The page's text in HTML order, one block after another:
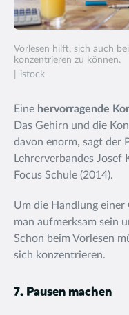
Vorlesen hilft, sich auch
konzentrieren zu können.
istock
Eine hervorragende
Das Gehirn und die
davon enorm, sagt der
Lehrerverbandes Josef
Focus Schule (2014).
Um die Handlung einer
man aufmerksam sein
Schon beim Vorlesen
sich konzentrieren.
7. Pausen machen